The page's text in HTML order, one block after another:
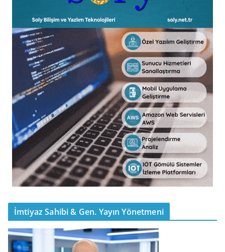
İmtiyaz Sahibi & Gen. Yayın Yönetmeni